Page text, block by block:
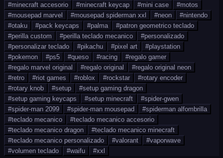
#minecraft accesorio #minecraft keycap #mini case #motos
#mousepad marvel #mousepad spiderman xxl #neon #nintendo
#otaku #pack keycaps #palma #patron geometrico teclado
#perilla custom #perilla teclado mecanico #personalizado
#personalizar teclado #pikachu #pixel art #playstation
#pokemon #ps5 #queso #racing #regalo gamer
#regalo marvel original #regalo original #regalo original neon
#retro #riot games #roblox #rockstar #rotary encoder
#rotary knob #setup #setup gaming dragon
#setup gaming keycaps #setup minecraft #spider-gwen
#spider-man 2099 #spider-man mousepad #spiderman alfombrilla
#teclado mecanico #teclado mecanico accesorio
#teclado mecanico dragon #teclado mecanico minecraft
#teclado mecanico personalizado #valorant #vaporwave
#volumen teclado #waifu #xxl